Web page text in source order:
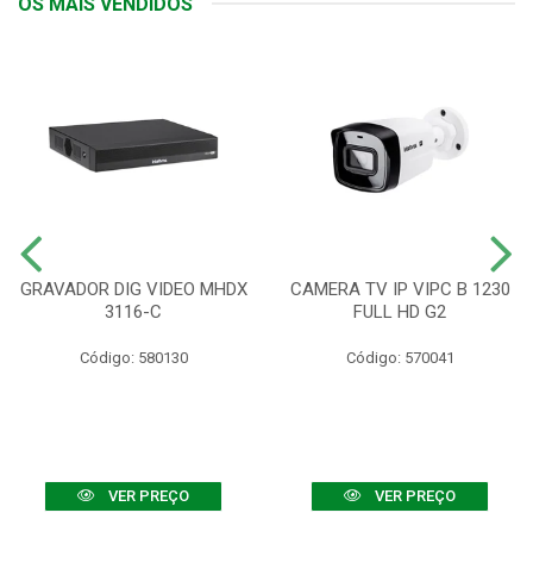
GRAVADOR DIG VIDEO MHDX
3116-C
Código: 580130
VER PREÇO
CAMERA TV IP VIPC B 1230
FULL HD G2
Código: 570041
VER PREÇO